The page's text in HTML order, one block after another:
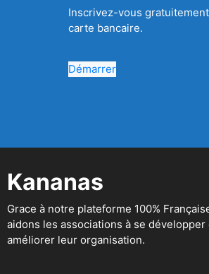
Inscrivez-vous
carte bancaire.
Démarrer
Kananas
Grace à notre plateforme 100%
aidons les associations à se développer
améliorer leur organisation.